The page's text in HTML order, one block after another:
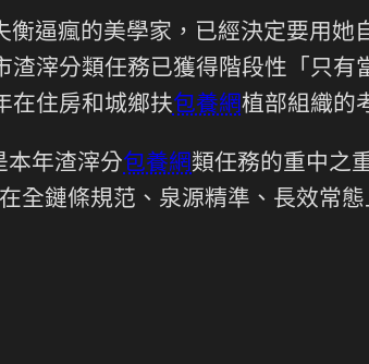
衡逼瘋的美學家，已經決定要用
渣滓分類任務已獲得階段性「只
在住房和城鄉扶包養網植部組織的
本年渣滓分包養網類任務的重中之
全鏈條規范、泉源精準、長效常